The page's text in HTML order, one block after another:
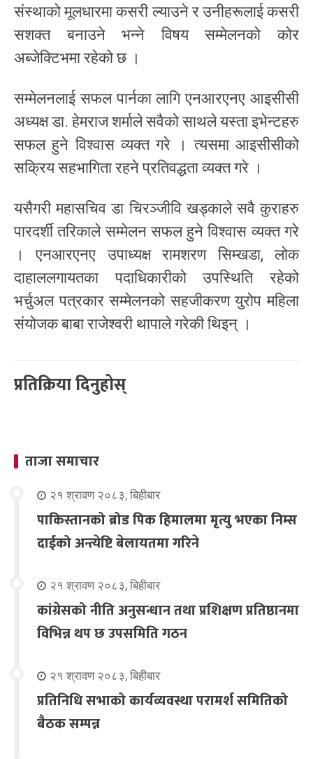
संस्थाको मूलधारमा कसरी ल्याउने र उनीहरूलाई कसरी
सशक्त बनाउने भन्ने विषय सम्मेलनको कोर
अब्जेक्टिभमा रहेको छ ।
सम्मेलनलाई सफल पार्नका लागि एनआरएनए आइसीसी
अध्यक्ष डा. हेमराज शर्माले सवैको साथले यस्ता इभेन्टहरु
सफल हुने विश्वास व्यक्त गरे । त्यसमा आइसीसीको
सक्रिय सहभागिता रहने प्रतिवद्धता व्यक्त गरे ।
यसैगरी महासचिव डा चिरञ्जीवि खड्काले सवै कुराहरु
पारदर्शी तरिकाले सम्मेलन सफल हुने विश्वास व्यक्त गरे
। एनआरएनए उपाध्यक्ष रामशरण सिम्खडा, लोक
दाहाललगायतका पदाधिकारीको उपस्थिति रहेको
भर्चुअल पत्रकार सम्मेलनको सहजीकरण युरोप महिला
संयोजक बाबा राजेश्वरी थापाले गरेकी थिइन् ।
प्रतिक्रिया दिनुहोस्
ताजा समाचार
२१ श्रावण २०८३, बिहीबार
पाकिस्तानको ब्रोड पिक हिमालमा मृत्यु भएका निम्स
दाईको अन्त्येष्टि बेलायतमा गरिने
२१ श्रावण २०८३, बिहीबार
कांग्रेसको नीति अनुसन्धान तथा प्रशिक्षण प्रतिष्ठानमा
विभिन्न थप छ उपसमिति गठन
२१ श्रावण २०८३, बिहीबार
प्रतिनिधि सभाको कार्यव्यवस्था परामर्श समितिको
बैठक सम्पन्न